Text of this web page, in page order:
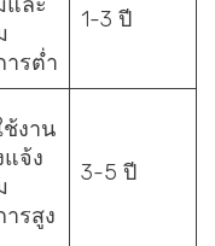
ารต่ำ
1-3 ปี
ช้งาน
แจ้ง
ารสูง
3-5 ปี